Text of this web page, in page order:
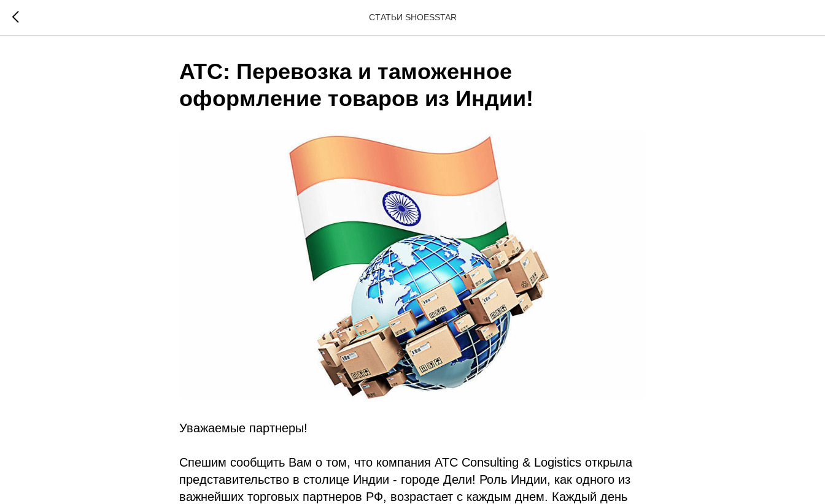
СТАТЬИ SHOESSTAR
ATC: Перевозка и таможенное
оформление товаров из Индии!
Уважаемые партнеры!
Спешим сообщить Вам о том, что компания ATC Consulting & Logistics открыла
представительство в столице Индии - городе Дели! Роль Индии, как одного из
важнейших торговых партнеров РФ, возрастает с каждым днем. Каждый день